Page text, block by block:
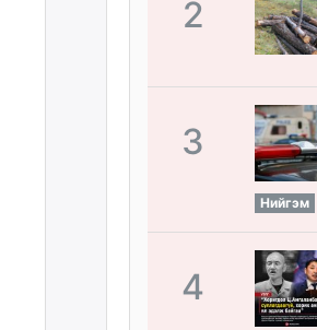
2
3
Нийгэм
4